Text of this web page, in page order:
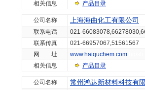
相关信息
产品目录
公司名称 上海海曲化工有限公司
联系电话
021-
联系传真
021-66957067,51561567
网 址
www.haiquchem.com
相关信息
产品目录
公司名称 常州鸿达新材料科技有